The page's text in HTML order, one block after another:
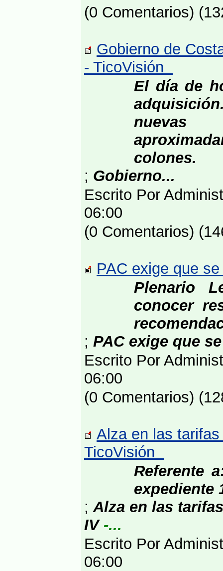
(0 Comentarios)
Gobierno de
- TicoVisión
El día de
nuevas
colones.
; Gobierno...
Escrito Por
06:00
(0 Comentarios)
PAC exige que
Plenario
conocer
; PAC exige que
Escrito Por
06:00
(0 Comentarios)
Alza en las tarifas
TicoVisión
Referente
expediente
;Alza en las
IV-...
Escrito Por
06:00